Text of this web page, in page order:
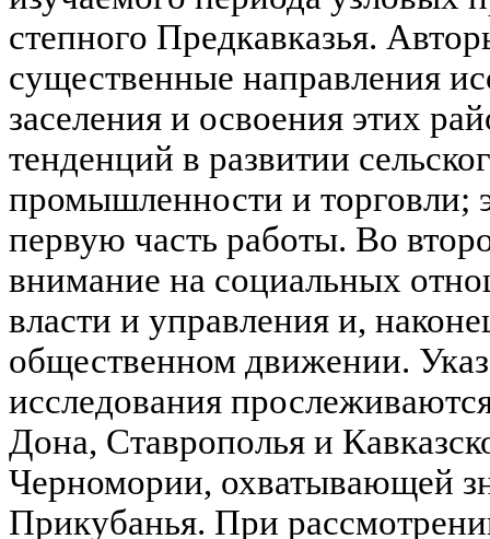
степного Предкавказья.
существенные направления
заселения и освоения этих
тенденций в развитии
промышленности и торговли;
первую часть работы. Во
внимание на социальных
власти и управления и,
общественном движении.
исследования
Дона, Ставрополья и
Черномории, охватывающей
Прикубанья. При